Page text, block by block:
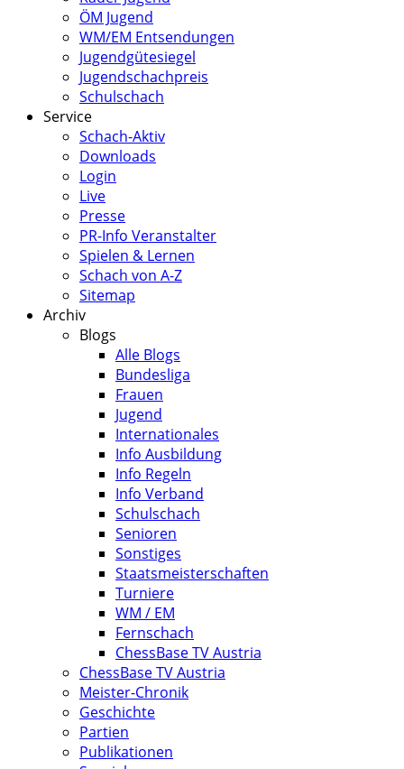
ÖM Jugend
WM/EM Entsendungen
Jugendgütesiegel
Jugendschachpreis
Schulschach
Service
Schach-Aktiv
Downloads
Login
Live
Presse
PR-Info Veranstalter
Spielen & Lernen
Schach von A-Z
Sitemap
Archiv
Blogs
Alle Blogs
Bundesliga
Frauen
Jugend
Internationales
Info Ausbildung
Info Regeln
Info Verband
Schulschach
Senioren
Sonstiges
Staatsmeisterschaften
Turniere
WM / EM
Fernschach
ChessBase TV Austria
ChessBase TV Austria
Meister-Chronik
Geschichte
Partien
Publikationen